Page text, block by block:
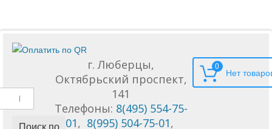
Поиск по
г. Люберцы,
Октябрьский проспект,
141
Телефоны: 8(495) 554-75-
01, 8(995) 504-75-01,
0